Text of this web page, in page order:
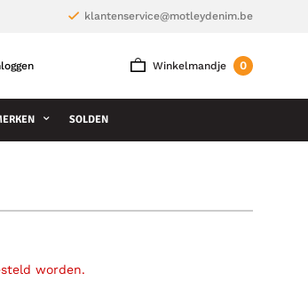
klantenservice@motleydenim.be
Winkelmandje 0
SOLDEN
worden.